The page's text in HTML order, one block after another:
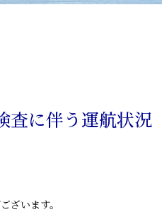
査に伴う運航状況
ざいます。